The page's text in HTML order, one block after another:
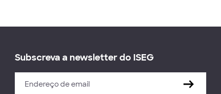
Subscreva a newsletter do ISEG